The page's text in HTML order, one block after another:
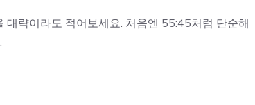
대략이라도 적어보세요. 처음엔 55:45처럼 단순해